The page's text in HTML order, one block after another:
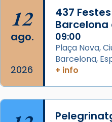
Acompanyant la
partir de l’Edat
que les santes
Semproniana
eterna”) són
frare Joan Gaspar
que les santes són
Mataró en
12
ago.
2026
437
Barcelona
09:00
Plaça Nova,
Barcelona,
+ info